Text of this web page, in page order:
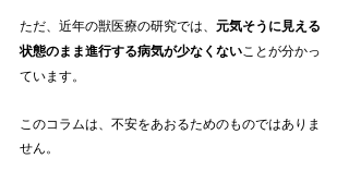
ただ、近年の獣医療の研究では、 元気そうに見える
状態のまま進行する病気が少なくないことが分かっ
ています。
このコラムは、不安をあおるためのものではありま
せん。